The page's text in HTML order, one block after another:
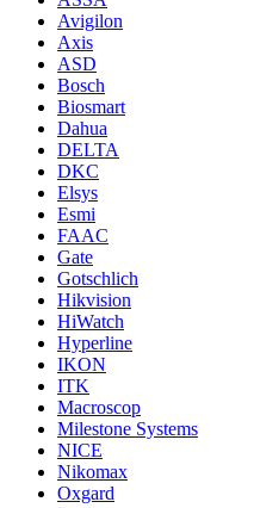
Avigilon
Axis
ASD
Bosch
Biosmart
Dahua
DELTA
DKC
Elsys
Esmi
FAAC
Gate
Gotschlich
Hikvision
HiWatch
Hyperline
IKON
ITK
Macroscop
Milestone Systems
NICE
Nikomax
Oxgard